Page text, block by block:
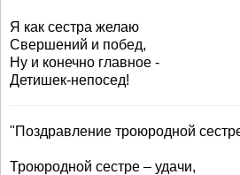
Я как сестра желаю
Свершений и побед,
Ну и конечно главное -
Детишек-непосед!
"Поздравление троюродной
Троюродной сестре – удачи,